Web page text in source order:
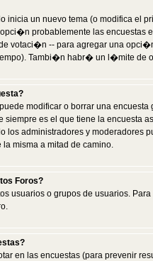
inicia un nuevo tema (o modifica el
probablemente las
votaci�n -- para agregar una
Tambi�n habr� un l�mite de
modificar o borrar una
siempre es el que tiene la encuesta
los administradores y moderadores
misma a mitad de camino.
Foros?
usuarios o grupos de usuarios.
en las encuestas (para prevenir